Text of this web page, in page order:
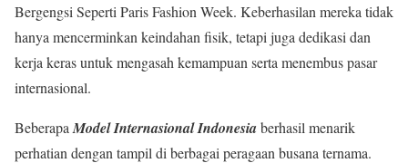
Bergengsi Seperti Paris Fashion Week. Keberhasilan mereka tidak
hanya mencerminkan keindahan fisik, tetapi juga dedikasi dan
kerja keras untuk mengasah kemampuan serta menembus pasar
internasional.
Beberapa Model Internasional Indonesiaberhasil menarik
perhatian dengan tampil di berbagai peragaan busana ternama.